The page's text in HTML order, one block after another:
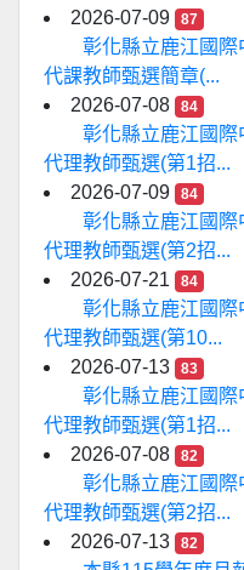
2026-07-09
87
彰化縣立鹿江國
代課教師甄選簡章(...
2026-07-08
84
彰化縣立鹿江國
代理教師甄選(第1招...
2026-07-09
84
彰化縣立鹿江國
代理教師甄選(第2招...
2026-07-21
84
彰化縣立鹿江國
代理教師甄選(第10...
2026-07-13
83
彰化縣立鹿江國
代理教師甄選(第1招...
2026-07-08
82
彰化縣立鹿江國
代理教師甄選(第2招...
2026-07-13
82